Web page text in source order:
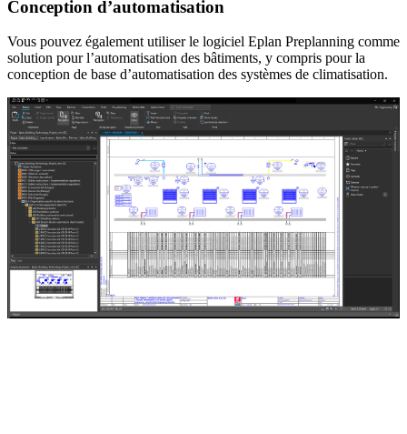
Conception d’automatisation
Vous pouvez également utiliser le logiciel Eplan Preplanning comme
solution pour l’automatisation des bâtiments, y compris pour la
conception de base d’automatisation des systèmes de climatisation.